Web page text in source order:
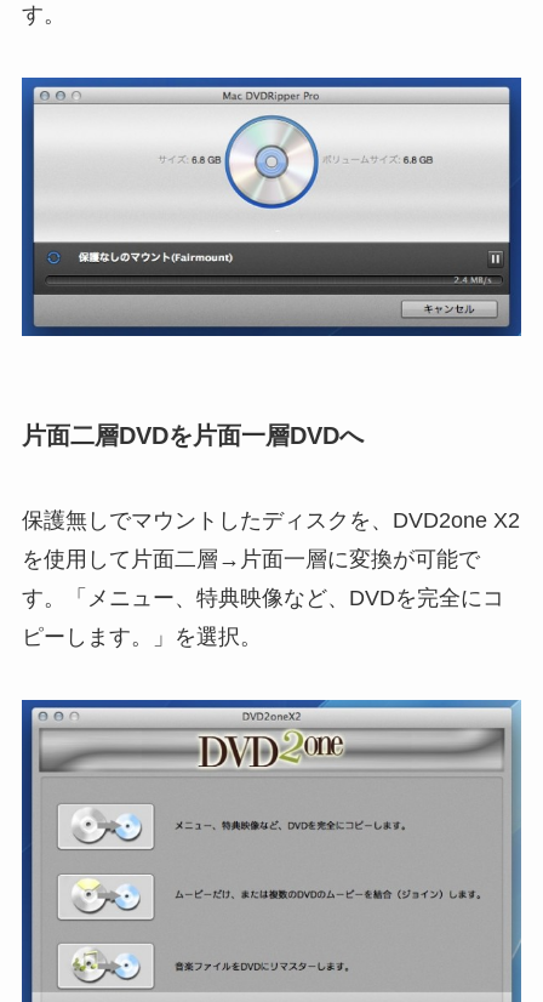
す。
片面二層DVDを片面一層DVDへ
保護無しでマウントしたディスクを、DVD2one X2
を使用して片面二層→片面一層に変換が可能で
す。「メニュー、特典映像など、DVDを完全にコ
ピーします。」を選択。